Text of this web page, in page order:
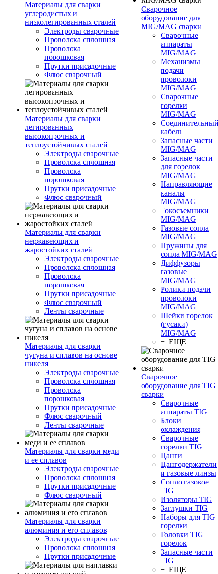
Материалы для сварки
углеродистых и
низколегированных сталей
Электроды сварочные
Проволока сплошная
Проволока
порошковая
Прутки присадочные
Флюс сварочный
Материалы для сварки
легированных
высокопрочных и
теплоустойчивых сталей
Электроды сварочные
Проволока сплошная
Проволока
порошковая
Прутки присадочные
Флюс сварочный
Материалы для сварки
нержавеющих и
жаростойких сталей
Электроды сварочные
Проволока сплошная
Проволока
порошковая
Прутки присадочные
Флюс сварочный
Ленты сварочные
Материалы для сварки
чугуна и сплавов на основе
никеля
Электроды сварочные
Проволока сплошная
Проволока
порошковая
Прутки присадочные
Флюс сварочный
Ленты сварочные
Материалы для сварки меди
и ее сплавов
Электроды сварочные
Проволока сплошная
Прутки присадочные
Флюс сварочный
Материалы для сварки
алюминия и его сплавов
Электроды сварочные
Проволока сплошная
Прутки присадочные
Сварочное
оборудование для
MIG/MAG сварки
Сварочные
аппараты
MIG/MAG
Механизмы
подачи
проволоки
MIG/MAG
Сварочные
горелки
MIG/MAG
Соединительный
кабель
Запасные части
MIG/MAG
Запасные части
для горелок
MIG/MAG
Направляющие
каналы
MIG/MAG
Токосъемники
MIG/MAG
Газовые сопла
MIG/MAG
Пружины для
сопла MIG/MAG
Диффузоры
газовые
MIG/MAG
Ролики подачи
проволоки
MIG/MAG
Шейки горелок
(гусаки)
MIG/MAG
+ ЕЩЕ
Сварочное
оборудование для TIG
сварки
Сварочные
аппараты TIG
Блоки
охлаждения
Сварочные
горелки TIG
Цанги
Цангодержатели
и газовые линзы
Сопло газовое
TIG
Изоляторы TIG
Заглушки TIG
Наборы для TIG
горелки
Головки TIG
горелок
Запасные части
TIG
+ ЕЩЕ